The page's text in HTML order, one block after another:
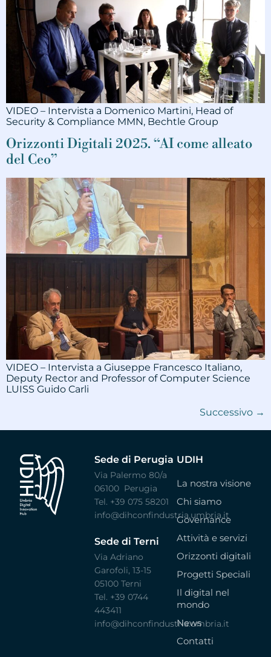
VIDEO – Intervista a Domenico Martini, Head of
Security & Compliance MMN, Bechtle Group
Orizzonti Digitali 2025. “AI come alleato
del Ceo”
VIDEO – Intervista a Giuseppe Francesco Italiano,
Deputy Rector and Professor of Computer Science
LUISS Guido Carli
Successivo →
Sede di Perugia
Via Palermo 80/a
06100 Perugia
Tel. +39 075 58201
info@dihconfindustria.umbria.it
Sede di Terni
Via Adriano
Garofoli, 13-15
05100 Terni
Tel. +39 0744
443411
info@dihconfindustria.umbria.it
UDIH
La nostra visione
Chi siamo
Governance
Attività e servizi
Orizzonti digitali
Progetti Speciali
Il digital nel
mondo
News
Contatti